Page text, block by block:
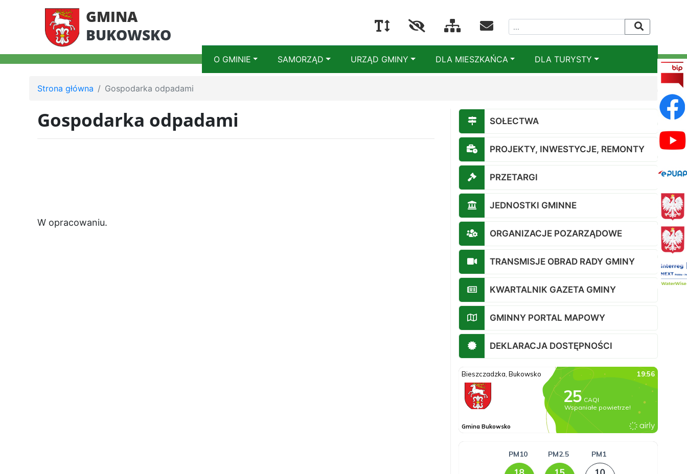
GMINA
BUKOWSKO
O GMINIE SAMORZĄD URZĄD GMINY DLA MIESZKAŃCA DLA TURYSTY
Strona główna Gospodarka odpadami
Gospodarka odpadami
W opracowaniu.
SOŁECTWA
PROJEKTY, INWESTYCJE, REMONTY
PRZETARGI
JEDNOSTKI GMINNE
ORGANIZACJE POZARZĄDOWE
TRANSMISJE OBRAD RADY GMINY
KWARTALNIK GAZETA GMINY
GMINNY PORTAL MAPOWY
DEKLARACJA DOSTĘPNOŚCI